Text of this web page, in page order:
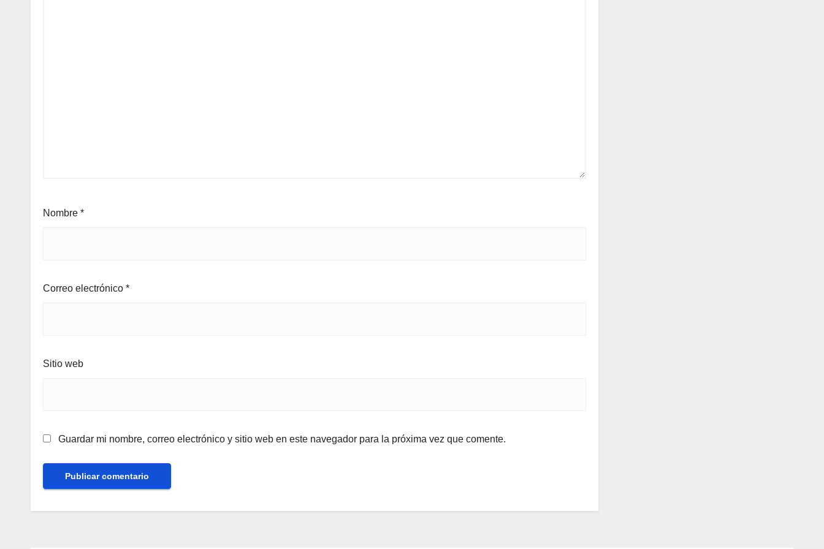
Nombre *
Correo electrónico *
Sitio web
Guardar mi nombre, correo electrónico y sitio web en este navegador para la próxima vez que comente.